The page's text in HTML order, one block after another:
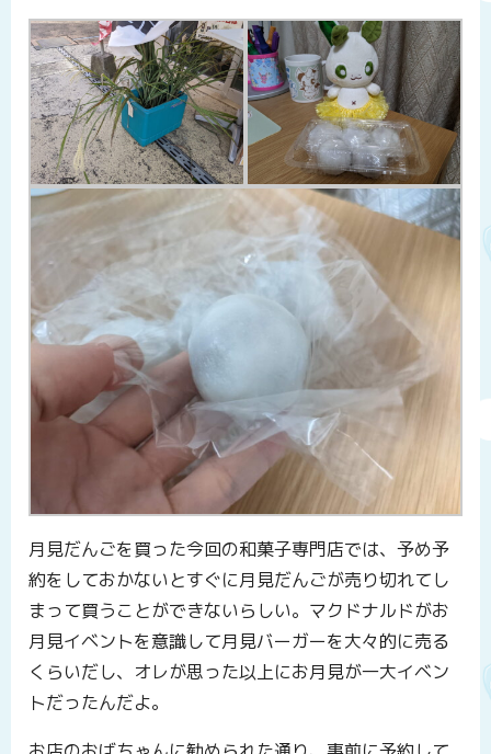
月見だんごを買った今回の和菓子専門店では、予め予
約をしておかないとすぐに月見だんごが売り切れてし
まって買うことができないらしい。マクドナルドがお
月見イベントを意識して月見バーガーを大々的に売る
くらいだし、オレが思った以上にお月見が一大イベン
トだったんだよ。